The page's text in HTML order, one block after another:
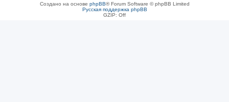
Создано на основе phpBB® Forum Software © phpBB Limited
Русская поддержка phpBB
GZIP: Off